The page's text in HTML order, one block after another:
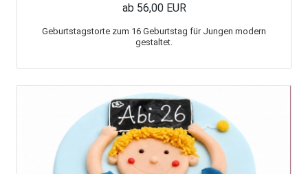
ab 56,00 EUR
Geburtstagstorte zum 16 Geburtstag für Jungen modern
gestaltet.